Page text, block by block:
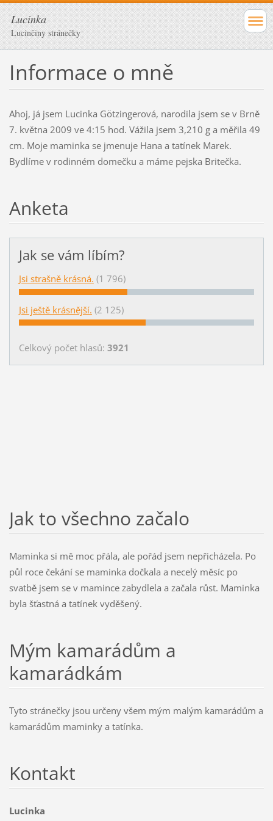
Lucinka
Lucinčiny stránečky
Informace o mně
Ahoj, já jsem Lucinka Götzingerová, narodila jsem se v Brně
7. května 2009 ve 4:15 hod. Vážila jsem 3,210 g a měřila 49
cm. Moje maminka se jmenuje Hana a tatínek Marek.
Bydlíme v rodinném domečku a máme pejska Britečka.
Anketa
Jak se vám líbím?
Jsi strašně krásná. (1 796)
Jsi ještě krásnější. (2 125)
Celkový počet hlasů: 3921
Jak to všechno začalo
Maminka si mě moc přála, ale pořád jsem nepřicházela. Po
půl roce čekání se maminka dočkala a necelý měsíc po
svatbě jsem se v mamince zabydlela a začala růst. Maminka
byla šťastná a tatínek vyděšený.
Mým kamarádům a
kamarádkám
Tyto stránečky jsou určeny všem mým malým kamarádům a
kamarádům maminky a tatínka.
Kontakt
Lucinka